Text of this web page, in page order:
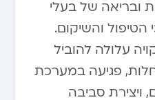
ובריאה של בעלי
והשיקום.
עלולה להוביל
פגיעה במערכת
ויצירת סביבה